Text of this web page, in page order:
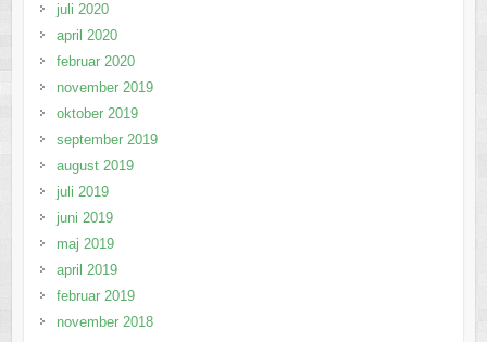
juli 2020
april 2020
februar 2020
november 2019
oktober 2019
september 2019
august 2019
juli 2019
juni 2019
maj 2019
april 2019
februar 2019
november 2018